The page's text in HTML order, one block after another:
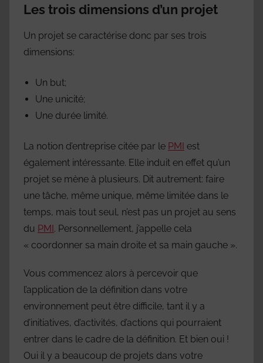
Les trois dimensions d’un projet
Un projet se caractérise donc par ses trois
dimensions:
Un but;
Une unicité;
Une durée limité.
La notion d’entreprise citée par le PMI est
également intéressante. Elle induit en effet qu’un
projet se mène à plusieurs. Dit autrement: faire
une tâche, même unique, même limitée dans le
temps, mais tout seul, n’est pas un projet au sens
du PMI. Personnellement, j’appelle cela
« coordonner sa main droite et sa main gauche ».
Vous commencez alors à percevoir que
l’application de la définition dans votre
environnement peut être difficile, tant il y a
d’initiatives, d’activités, d’actions qui pourraient
entrer dans le cadre de la définition. Et bien oui !
Oui il y a beaucoup de projets dans votre